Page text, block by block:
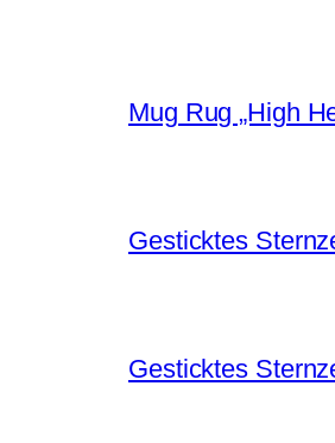
Mug Rug „High
Gesticktes
Gesticktes